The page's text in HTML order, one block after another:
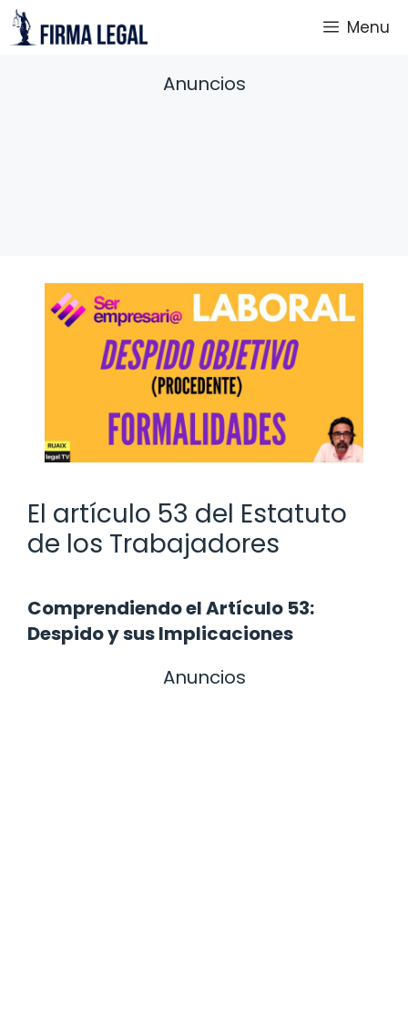
Saltar
al
Menu
Anuncios
El artículo 53 del Estatuto
de los Trabajadores
Comprendiendo el Artículo 53:
Despido y sus Implicaciones
Anuncios